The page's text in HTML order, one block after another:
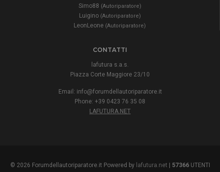
Simo88 (Autoriparatore)
Luigino (Autoriparatore)
LeonLeone (Autoriparatore)
CONTATTI
lafutura s.a.s.
Piazza Corte Maggiore 23/10
Email: info@forumdellautoriparatore.it
Phone: +39 0423 76 35 08
LAFUTURA.NET
© 2026 Forumdellautoriparatore.it Powered by lafutura.net | 57366UTENTI